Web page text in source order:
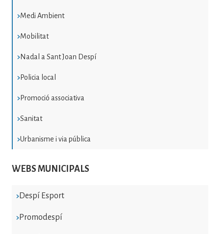
Medi Ambient
Mobilitat
Nadal a Sant Joan Despí
Policia local
Promoció associativa
Sanitat
Urbanisme i via pública
WEBS MUNICIPALS
Despí Esport
Promodespí